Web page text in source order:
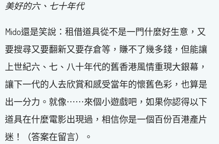
美好的六、七十年代
Mido還是笑說：租借道具從不是一門什麼好生意，又
要搜尋又要翻新又要存倉等，賺不了幾多錢，但能讓
上世紀六、七、八十年代的舊香港風情重現大銀幕，
讓下一代的人去欣賞和感受當年的懷舊色彩，也算是
出一分力。就像⋯⋯來個小遊戲吧，如果你認得以下
道具在什麼電影出現過，相信你是一個百份百港產片
迷！（答案在留言）。